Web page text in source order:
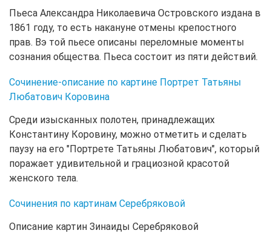
Пьеса Александра Николаевича Островского издана в
1861 году, то есть накануне отмены крепостного
прав. Вэ той пьесе описаны переломные моменты
сознания общества. Пьеса состоит из пяти действий.
Сочинение-описание по картине Портрет Татьяны
Любатович Коровина
Среди изысканных полотен, принадлежащих
Константину Коровину, можно отметить и сделать
паузу на его "Портрете Татьяны Любатович", который
поражает удивительной и грациозной красотой
женского тела.
Сочинения по картинам Серебряковой
Описание картин Зинаиды Серебряковой